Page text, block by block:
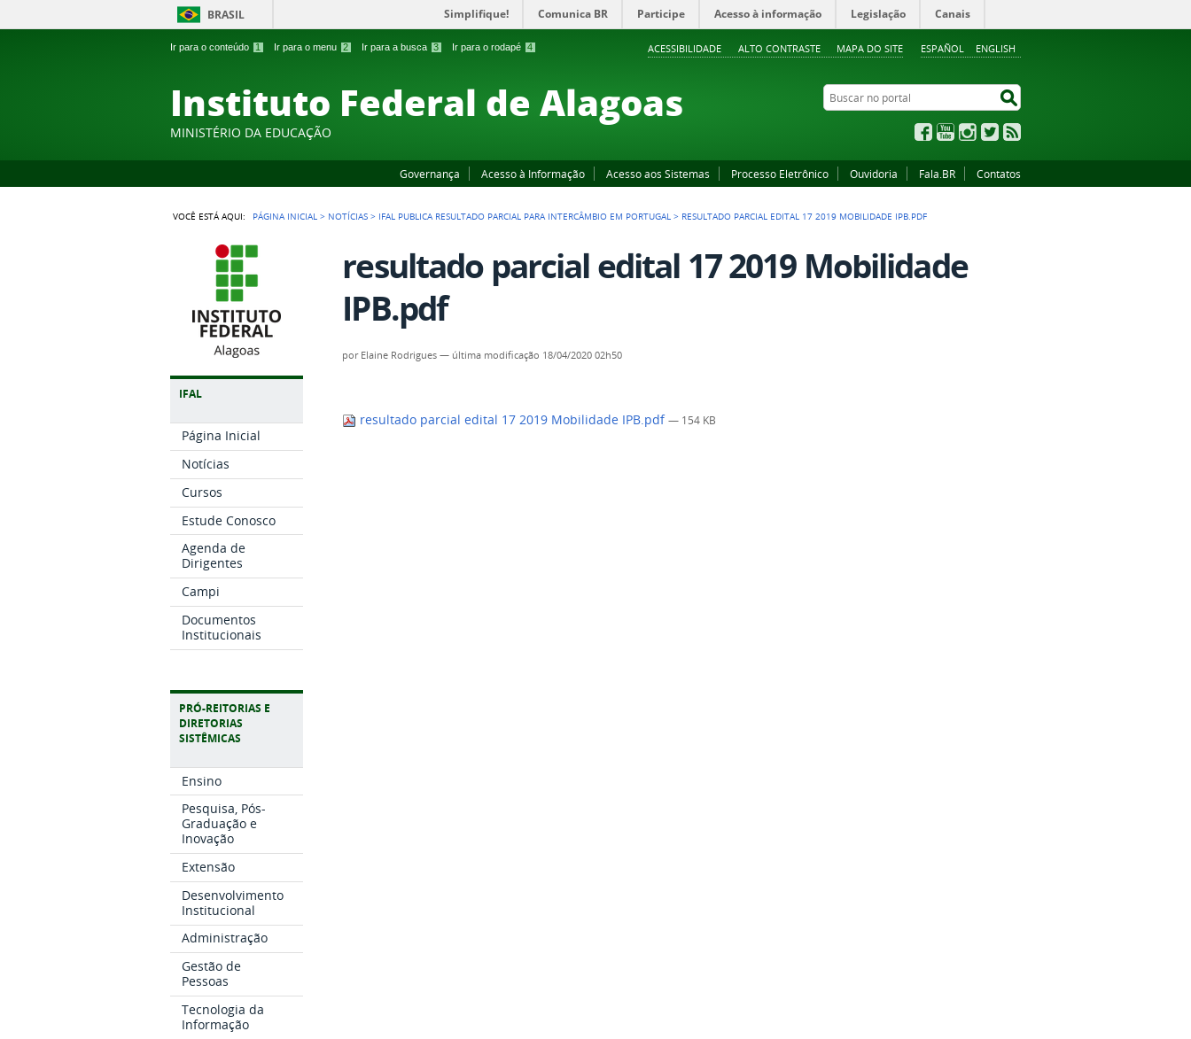
Ir para o conteúdo 1 Ir para o menu 2 Ir para a busca 3 Ir para o rodapé 4 ESPAÑOL ENGLISH
ACESSIBILIDADE ALTO CONTRASTE MAPA DO SITE
BRASIL Simplifique! Comunica BR Participe Acesso à informação Legislação Canais
Instituto Federal de Alagoas
MINISTÉRIO DA EDUCAÇÃO
Buscar no portal
FacebookYouTubeInstagram
Twitter
Governança Acesso à Informação Acesso aos Sistemas Processo Eletrônico Ouvidoria Fala.BR Contatos
VOCÊ ESTÁ AQUI: PÁGINA INICIAL > NOTÍCIAS > IFAL PUBLICA RESULTADO PARCIAL PARA INTERCÂMBIO EM PORTUGAL > RESULTADO PARCIAL EDITAL 17 2019 MOBILIDADE IPB.PDF
IFAL
Página Inicial
Notícias
Cursos
Estude Conosco
Agenda de
Dirigentes
Campi
Documentos
Institucionais
PRÓ-REITORIAS E
DIRETORIAS
SISTÊMICAS
Ensino
Pesquisa, Pós-
Graduação e
Inovação
Extensão
Desenvolvimento
Institucional
Administração
Gestão de
Pessoas
Tecnologia da
Informação
resultado parcial edital 17 2019 Mobilidade
IPB.pdf
por Elaine Rodrigues — última modificação 18/04/2020 02h50
resultado parcial edital 17 2019 Mobilidade IPB.pdf— 154 KB